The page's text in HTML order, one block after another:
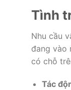
Tình
Nhu cầu
đang vào
có chỗ
Tác